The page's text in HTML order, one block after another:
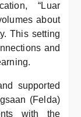
“Luar
about
This setting
and
supported
(Felda)
with the